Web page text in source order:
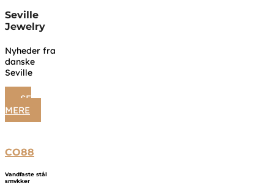
Seville
Jewelry
Nyheder fra
danske
Seville
SE
MERE
CO88
Vandfaste stål
smykker